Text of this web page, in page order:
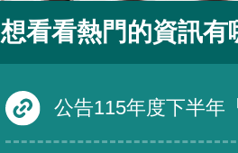
想看看熱門的資訊有
公告115年度下半年「產業人才投資方案」